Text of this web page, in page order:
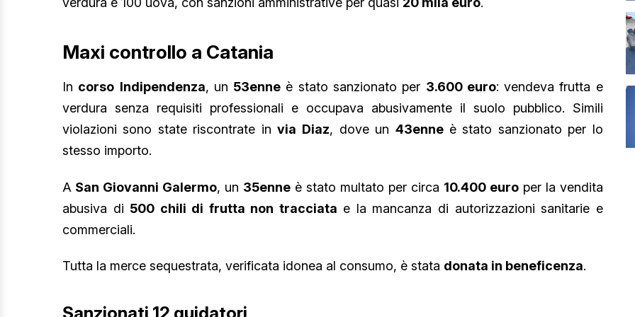
Maxi controllo a Catania
In corso Indipendenza, un 53enne è stato sanzionato per 3.600 euro: vendeva frutta e
verdura senza requisiti professionali e occupava abusivamente il suolo pubblico. Simili
violazioni sono state riscontrate invia Diaz, dove un 43enneè stato sanzionato per lo
stesso importo.
A San Giovanni Galermo, un 35enneè stato multato per circa 10.400 europer la vendita
abusiva di 500 chili di frutta non tracciata e la mancanza di autorizzazioni sanitarie e
commerciali.
Tutta la merce sequestrata, verificata idonea al consumo, è stata donata in beneficenza.
Sanzionati 12 guidatori